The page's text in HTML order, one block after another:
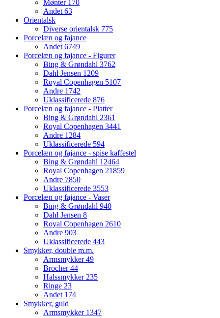
Mønter 170
Andet 63
Orientalsk
Diverse orientalsk 775
Porcelæn og fajance
Andet 6749
Porcelæn og fajance - Figurer
Bing & Grøndahl 3762
Dahl Jensen 1209
Royal Copenhagen 5107
Andre 1742
Uklassificerede 876
Porcelæn og fajance - Platter
Bing & Grøndahl 2361
Royal Copenhagen 3441
Andre 1284
Uklassificerede 594
Porcelæn og fajance - spise kaffestel
Bing & Grøndahl 12464
Royal Copenhagen 21859
Andre 7850
Uklassificerede 3553
Porcelæn og fajance - Vaser
Bing & Grøndahl 940
Dahl Jensen 8
Royal Copenhagen 2610
Andre 903
Uklassificerede 443
Smykker, double m.m.
Armsmykker49
Brocher44
Halssmykker 235
Ringe 23
Andet 174
Smykker, guld
Armsmykker 1347